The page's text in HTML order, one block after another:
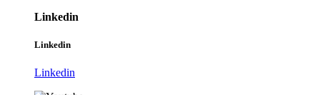
Linkedin
Linkedin
Linkedin